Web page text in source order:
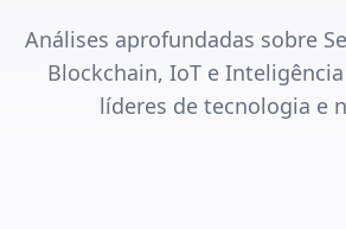
Análises aprofundadas sobre
Blockchain, IoT e
líderes de tecnologia e